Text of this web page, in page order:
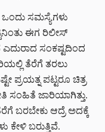
ಸಮಸ್ಯೆಗಳು
ಈಗ ರಿಲೀಸ್
ಸಂಕಷ್ಟದಿಂದ
ತೆರೆಗೆ ತರಲು
ಪ್ರಯತ್ನ ಪಟ್ಟರೂ ಚಿತ್ರ
ಸಂಹಿತೆ ಜಾರಿಯಾಗಿತ್ತು.
ಬರಬೇಕು ಆದ್ರೆ ಅದಕ್ಕೆ
ಕೇಳಿ ಬರುತ್ತಿವೆ.